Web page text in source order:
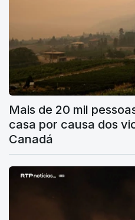
Mais de 20 mil
casa por causa dos
Canadá